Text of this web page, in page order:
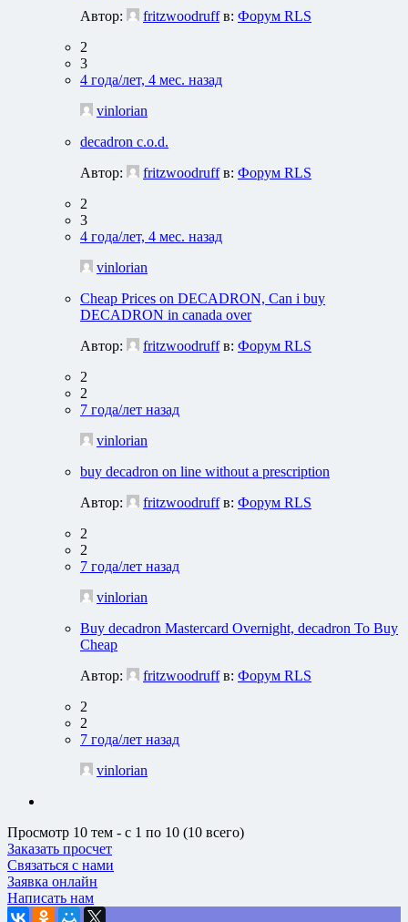
Автор:
fritzwoodruff в: Форум RLS
2
3
4 года/лет, 4 мес. назад
vinlorian
decadron c.o.d.
Автор:
fritzwoodruff в: Форум RLS
2
3
4 года/лет, 4 мес. назад
vinlorian
Cheap Prices on DECADRON, Can i buy
DECADRON in canada over
Автор:
fritzwoodruff в: Форум RLS
2
2
7 года/лет назад
vinlorian
buy decadron on line without a prescription
Автор:
fritzwoodruff в: Форум RLS
2
2
7 года/лет назад
vinlorian
Buy decadron Mastercard Overnight, decadron To Buy
Cheap
Автор:
fritzwoodruff в: Форум RLS
2
2
7 года/лет назад
vinlorian
Просмотр 10 тем - с 1 по 10 (10 всего)
Заказать просчет
Связаться с нами
Заявка онлайн
Написать нам